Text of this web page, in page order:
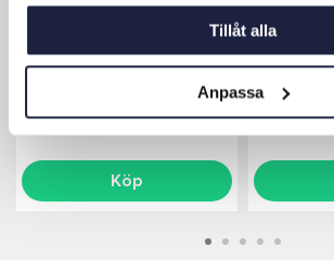
Tillåt alla
Anpassa
SOLARMARE LITIUM DEEP
Art nr:
Köp
CYCLE BT
4 095 kr
Ord. pris 6 995